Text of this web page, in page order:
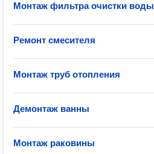
Монтаж фильтра очистки воды
Ремонт смесителя
Монтаж труб отопления
Демонтаж ванны
Монтаж раковины